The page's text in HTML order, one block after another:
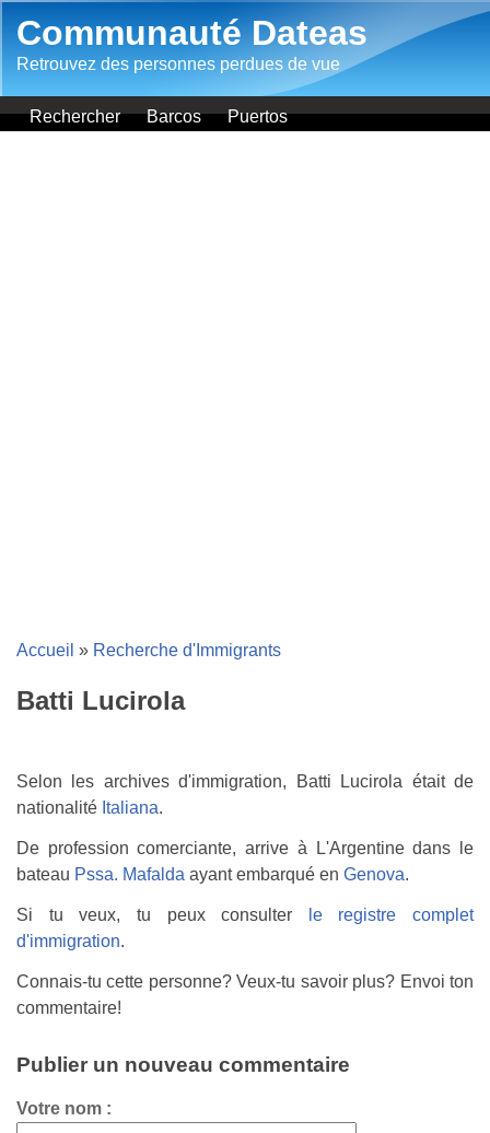
Communauté Dateas
Retrouvez des personnes perdues de vue
Rechercher Barcos Puertos
Accueil » Recherche d'Immigrants
Batti Lucirola
Selon les archives d'immigration, Batti Lucirola était de
nationalité Italiana.
De profession comerciante, arrive à L'Argentine dans le
bateau Pssa. Mafalda ayant embarqué en Genova.
Si tu veux, tu peux consulter
le registre complet
d'immigration.
Connais-tu cette personne? Veux-tu savoir plus? Envoi ton
commentaire!
Publier un nouveau commentaire
Votre nom :